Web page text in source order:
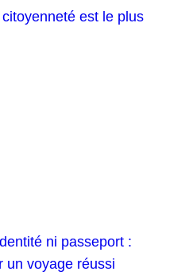
est le plus
ni passeport :
un voyage réussi